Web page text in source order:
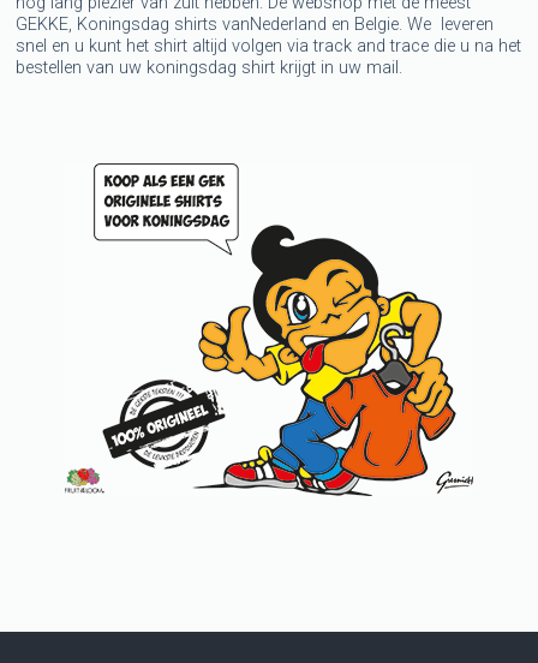
GEKKE, Koningsdag shirts vanNederland en Belgie. We leveren
snel en u kunt het shirt altijd volgen via track and trace die u na het
bestellen van uw koningsdag shirt krijgt in uw mail.